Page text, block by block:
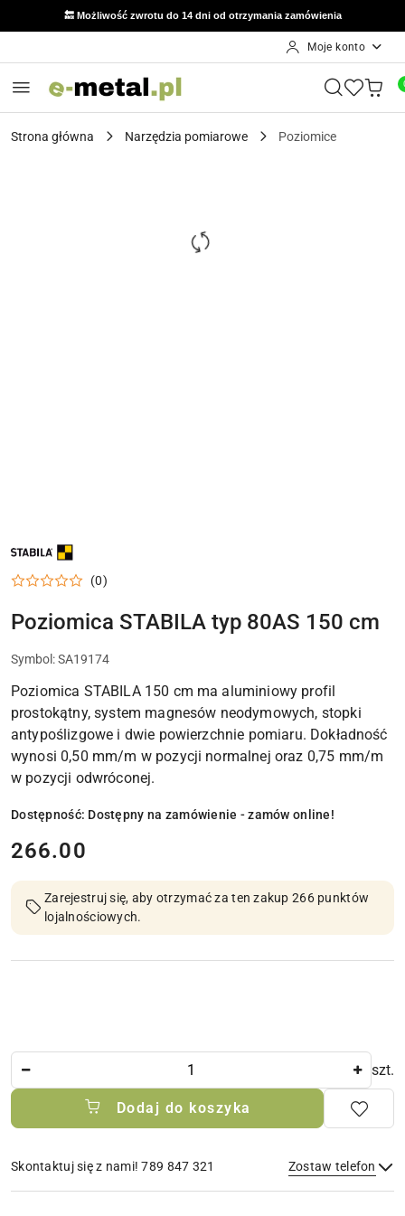
🔙 Możliwość zwrotu do 14 dni od otrzymania zamówienia
Moje konto
Strona główna Narzędzia pomiarowe Poziomice
NAZWA
PRODUCENTA:
STABILA
(0)
Poziomica STABILA typ 80AS 150 cm
Symbol:SA19174
Poziomica STABILA 150 cm ma aluminiowy profil
prostokątny, system magnesów neodymowych, stopki
antypoślizgowe i dwie powierzchnie pomiaru. Dokładność
wynosi 0,50 mm/m w pozycji normalnej oraz 0,75 mm/m
w pozycji odwróconej.
Dostępność: Dostępny na zamówienie - zamów online!
cena:
266.00
Zarejestruj się, aby otrzymać za ten zakup 266 punktów
lojalnościowych.
szt.
Dodaj do koszyka
Skontaktuj się z nami! 789 847 321 Zostaw telefon